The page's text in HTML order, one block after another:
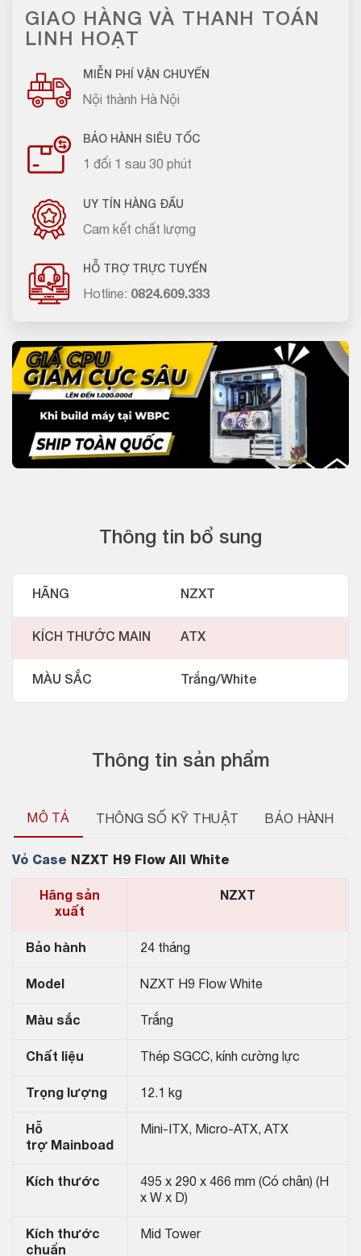
GIAO HÀNG VÀ THANH TOÁN
LINH HOẠT
MIỄN PHÍ VẬN CHUYỂN
Nội thành Hà Nội
BẢO HÀNH SIÊU TỐC
1 đổi 1 sau 30 phút
UY TÍN HÀNG ĐẦU
Cam kết chất lượng
HỖ TRỢ TRỰC TUYẾN
Hotline: 0824.609.333
Thông tin sản phẩm
MÔ TẢ THÔNG SỐ KỸ THUẬT BẢO HÀNH
Vỏ Case NZXT H9 Flow All White
Hãng sản
xuất
NZXT
Bảo hành 24 tháng
Model NZXT H9 Flow White
Màu sắc Trắng
Chất liệu Thép SGCC, kính cường lực
Trọng lượng 12.1 kg
Hỗ
trợ Mainboad
Mini-ITX, Micro-ATX, ATX
Kích thước
495 x 290 x 466 mm (Có chân) (H
x W x D)
Kích thước
chuẩn
Mid Tower
Thông tin bổ sung
HÃNG NZXT
KÍCH THƯỚC MAIN ATX
MÀU SẮC Trắng/White